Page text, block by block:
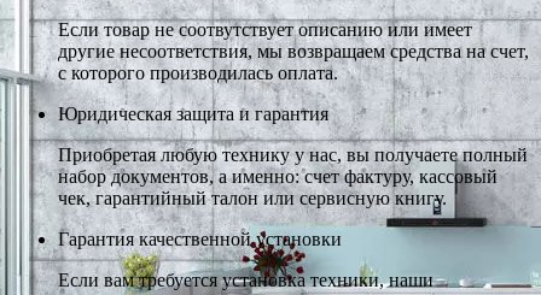
Если товар не соотвутствует описанию или имеет
другие несоответствия, мы возвращаем средства на счет,
с которого производилась оплата.
Юридическая защита и гарантия
Приобретая любую технику у нас, вы получаете полный
набор документов, а именно: счет фактуру, кассовый
чек, гарантийный талон или сервисную книгу.
Гарантия качественной установки
Если вам требуется установка техники, наши